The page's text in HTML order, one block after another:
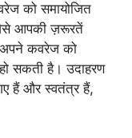
को समायोजित
आपकी ज़रूरतें
कवरेज को
सकती है। उदाहरण
हैं और स्वतंत्र हैं,